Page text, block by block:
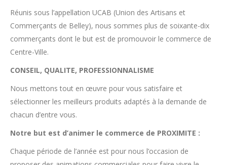
Réunis sous l’appellation UCAB (Union des Artisans et
Commerçants de Belley), nous sommes plus de soixante-dix
commerçants dont le but est de promouvoir le commerce de
Centre-Ville.
CONSEIL, QUALITE, PROFESSIONNALISME
Nous mettons tout en œuvre pour vous satisfaire et
sélectionner les meilleurs produits adaptés à la demande de
chacun d’entre vous.
Notre but est d’animer le commerce de PROXIMITE :
Chaque période de l’année est pour nous l’occasion de